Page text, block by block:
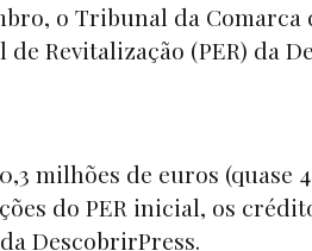
o Tribunal da Comarca
Revitalização (PER) da
milhões de euros (quase
do PER inicial, os
DescobrirPress.